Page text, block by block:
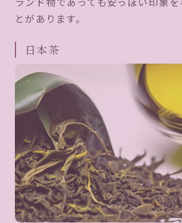
とがあります。
日本茶